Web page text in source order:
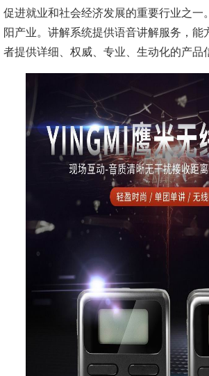
促进就业和社会经济发展的重要行业之一
阳产业。讲解系统提供语音讲解服务，能
者提供详细、权威、专业、生动化的产品